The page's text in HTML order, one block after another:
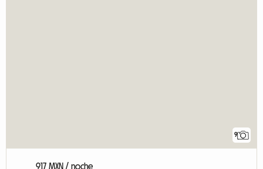
9
917 MXN / noche